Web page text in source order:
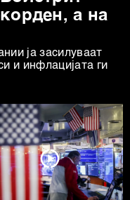
а на
ја засилуваат
и инфлацијата ги